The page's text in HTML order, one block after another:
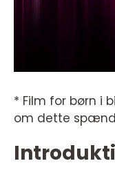
* Film for børn i
om dette